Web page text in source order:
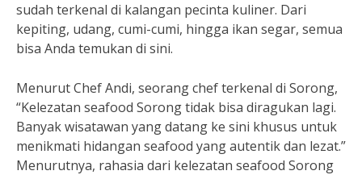
sudah terkenal di kalangan pecinta kuliner. Dari
kepiting, udang, cumi-cumi, hingga ikan segar, semua
bisa Anda temukan di sini.
Menurut Chef Andi, seorang chef terkenal di Sorong,
“Kelezatan seafood Sorong tidak bisa diragukan lagi.
Banyak wisatawan yang datang ke sini khusus untuk
menikmati hidangan seafood yang autentik dan lezat.”
Menurutnya, rahasia dari kelezatan seafood Sorong